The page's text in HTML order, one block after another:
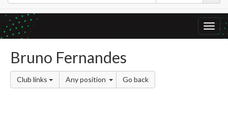
Bruno Fernandes
Club links Any position Go back